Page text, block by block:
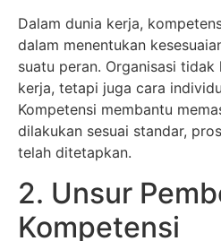
Dalam dunia kerja,
dalam menentukan
suatu peran. Organisasi tidak
kerja, tetapi juga cara
Kompetensi membantu
dilakukan sesuai standar,
telah ditetapkan.
2. Unsur
Kompetensi